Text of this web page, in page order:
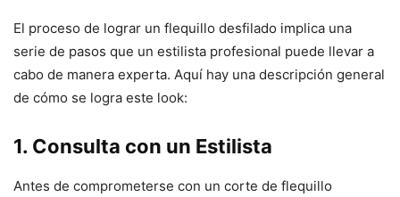
El proceso de lograr un flequillo desfilado implica una
serie de pasos que un estilista profesional puede llevar a
cabo de manera experta. Aquí hay una descripción general
de cómo se logra este look:
1. Consulta con un Estilista
Antes de comprometerse con un corte de flequillo